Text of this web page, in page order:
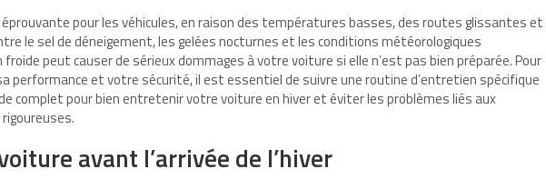
éprouvante pour les véhicules, en raison des températures basses, des routes glissantes et
le sel de déneigement, les gelées nocturnes et les conditions météorologiques
peut causer de sérieux dommages à votre voiture si elle n’est pas bien préparée. Pour
performance et votre sécurité, il est essentiel de suivre une routine d’entretien spécifique
complet pour bien entretenir votre voiture en hiver et éviter les problèmes liés aux
avant l’arrivée de l’hiver